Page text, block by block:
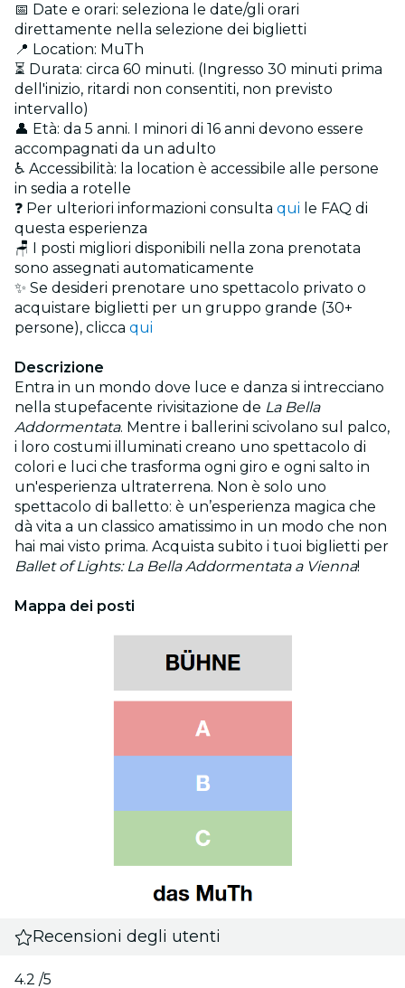
📅 Date e orari: seleziona le date/gli orari
direttamente nella selezione dei biglietti
📍 Location: MuTh
⏳ Durata: circa 60 minuti. (Ingresso 30 minuti prima
dell'inizio, ritardi non consentiti, non previsto
intervallo)
👤 Età: da 5 anni. I minori di 16 anni devono essere
accompagnati da un adulto
♿ Accessibilità: la location è accessibile alle persone
in sedia a rotelle
❓ Per ulteriori informazioni consulta qui le FAQ di
questa esperienza
🪑 I posti migliori disponibili nella zona prenotata
sono assegnati automaticamente
✨ Se desideri prenotare uno spettacolo privato o
acquistare biglietti per un gruppo grande (30+
persone), clicca qui
Descrizione
Entra in un mondo dove luce e danza si intrecciano
nella stupefacente rivisitazione de La Bella
Addormentata. Mentre i ballerini scivolano sul palco,
i loro costumi illuminati creano uno spettacolo di
colori e luci che trasforma ogni giro e ogni salto in
un'esperienza ultraterrena. Non è solo uno
spettacolo di balletto: è un’esperienza magica che
dà vita a un classico amatissimo in un modo che non
hai mai visto prima. Acquista subito i tuoi biglietti per
Ballet of Lights: La Bella Addormentata a Vienna!
Mappa dei posti
Recensioni degli utenti
4.2 /5